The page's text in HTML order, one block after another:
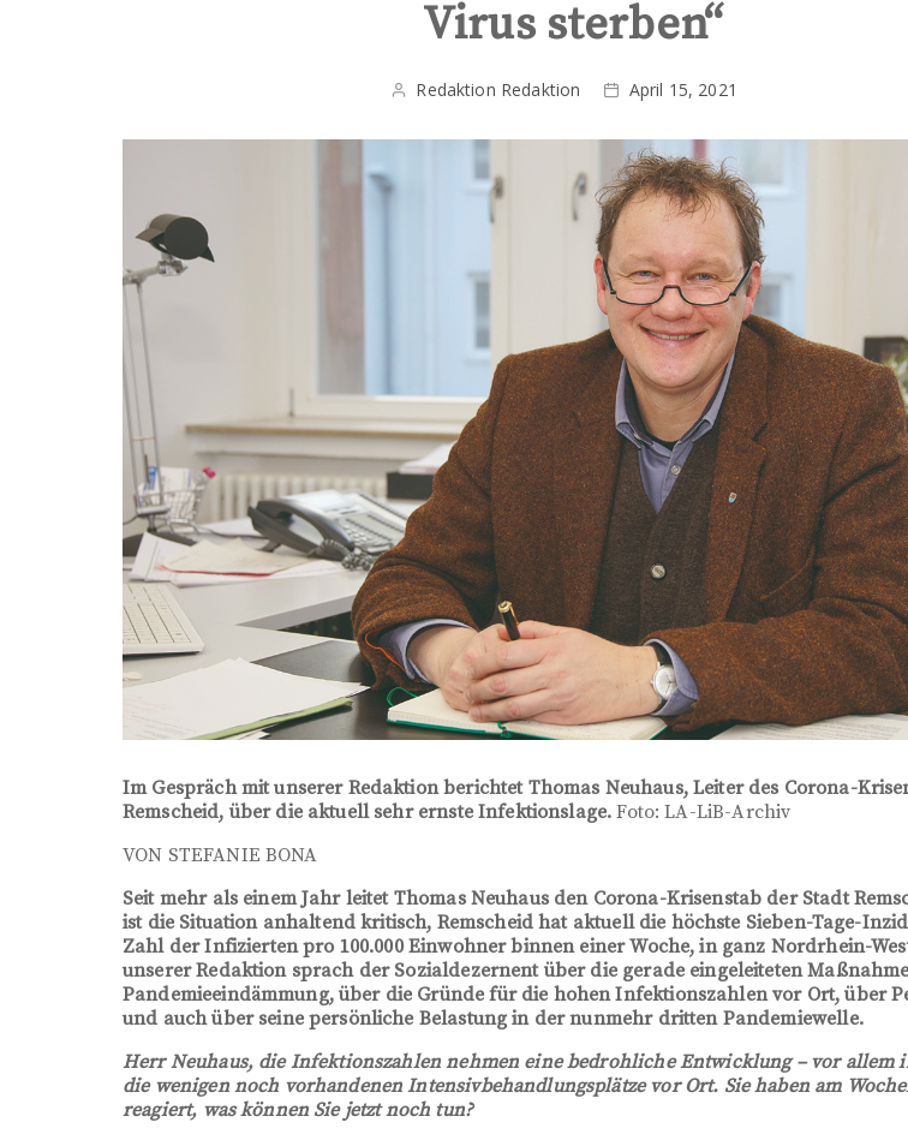
Virus sterben“
Redaktion Redaktion April 15, 2021
Im Gespräch mit unserer Redaktion berichtet Thomas Neuhaus, Leiter des Corona-
Remscheid, über die aktuell sehr ernste Infektionslage.Foto: LA-LiB-Archiv
VON STEFANIE BONA
Seit mehr als einem Jahr leitet Thomas Neuhaus den Corona-Krisenstab der Stadt
ist die Situation anhaltend kritisch, Remscheid hat aktuell die höchste Sieben-Tage-
Zahl der Infizierten pro 100.000 Einwohner binnen einer Woche, in ganz Nordrhein-
unserer Redaktion sprach der Sozialdezernent über die gerade eingeleiteten
Pandemieeindämmung, über die Gründe für die hohen Infektionszahlen vor Ort, über
und auch über seine persönliche Belastung in der nunmehr dritten Pandemiewelle.
Herr Neuhaus, die Infektionszahlen nehmen eine bedrohliche Entwicklung – vor allem
die wenigen noch vorhandenen Intensivbehandlungsplätze vor Ort. Sie haben am
reagiert, was können Sie jetzt noch tun?